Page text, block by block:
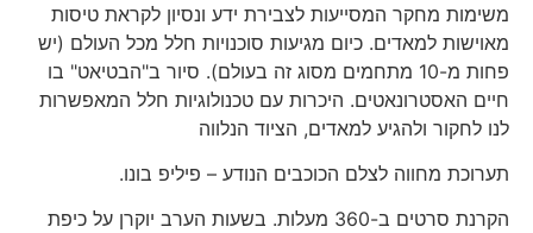
משימות מחקר המסייעות לצבירת ידע ונסיון לקראת טיסות
מאוישות למאדים. כיום מגיעות סוכנויות חלל מכל העולם (יש
פחות מ-10 מתחמים מסוג זה בעולם). סיור ב"הבטיאט" בו
חיים האסטרונאטים. היכרות עם טכנולוגיות חלל המאפשרות
לנו לחקור ולהגיע למאדים, הציוד הנלווה
תערוכת מחווה לצלם הכוכבים הנודע – פיליפ בונו.
הקרנת סרטים ב-360 מעלות. בשעות הערב יוקרן על כיפת